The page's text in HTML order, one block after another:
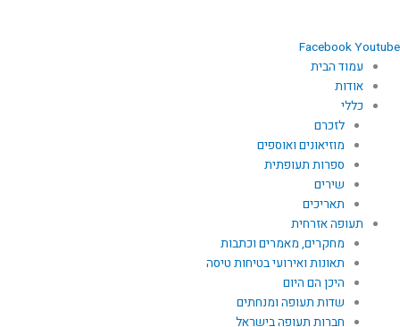
FacebookYoutube
עמוד הבית
אודות
כללי
לזכרם
מוזיאונים ואוספים
ספרות תעופתית
שירים
תאריכים
תעופה אזרחית
מחקרים, מאמרים וכתבות
תאונות ואירועי בטיחות טיסה
היכן הם היום
שדות תעופה ומנחתים
חברות תעופה בישראל